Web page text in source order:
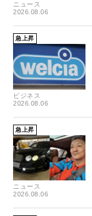
ニュース
2026.08.06
急上昇
ビジネス
2026.08.06
急上昇
ニュース
2026.08.06